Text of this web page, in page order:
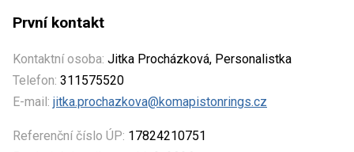
První kontakt
Kontaktní osoba: Jitka Procházková, Personalistka
Telefon: 311575520
E-mail: jitka.prochazkova@komapistonrings.cz
Referenční číslo ÚP: 17824210751